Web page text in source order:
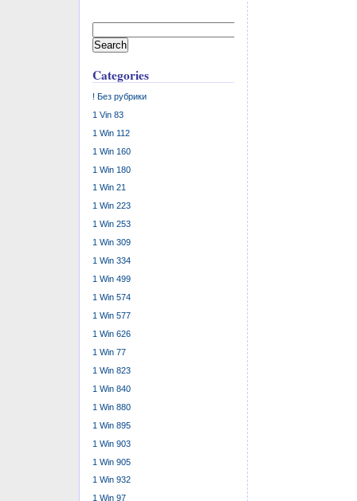
for:
Categories
! Без рубрики
1 Vin 83
1 Win 112
1 Win 160
1 Win 180
1 Win 21
1 Win 223
1 Win 253
1 Win 309
1 Win 334
1 Win 499
1 Win 574
1 Win 577
1 Win 626
1 Win 77
1 Win 823
1 Win 840
1 Win 880
1 Win 895
1 Win 903
1 Win 905
1 Win 932
1 Win 97